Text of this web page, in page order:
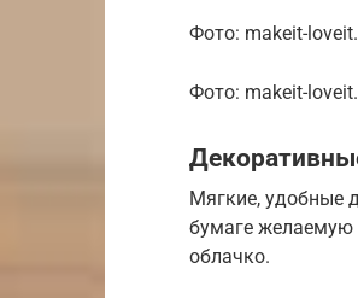
Фото: makeit-
Фото: makeit-
Мягкие, удобные
бумаге желаемую
облачко.